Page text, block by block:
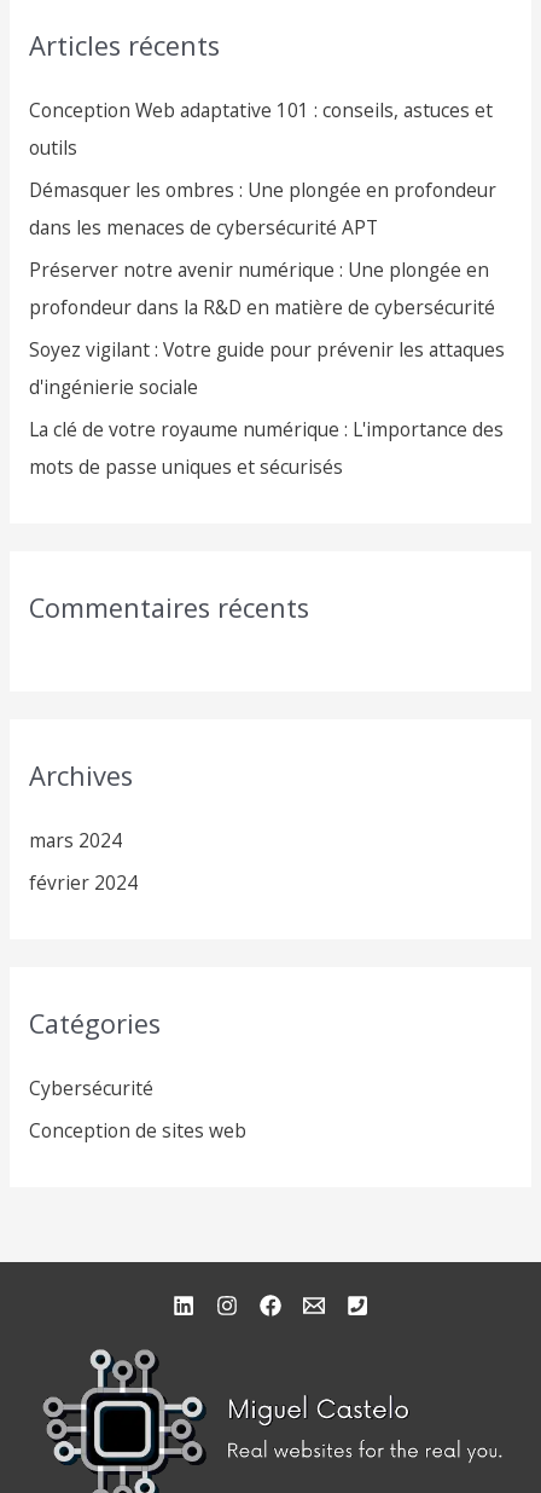
c
f
o
r
:
Articles récents
Conception Web adaptative 101 : conseils, astuces et
outils
Démasquer les ombres : Une plongée en profondeur
dans les menaces de cybersécurité APT
Préserver notre avenir numérique : Une plongée en
profondeur dans la R&D en matière de cybersécurité
Soyez vigilant : Votre guide pour prévenir les attaques
d'ingénierie sociale
La clé de votre royaume numérique : L'importance des
mots de passe uniques et sécurisés
Commentaires récents
Archives
mars 2024
février 2024
Catégories
Cybersécurité
Conception de sites web